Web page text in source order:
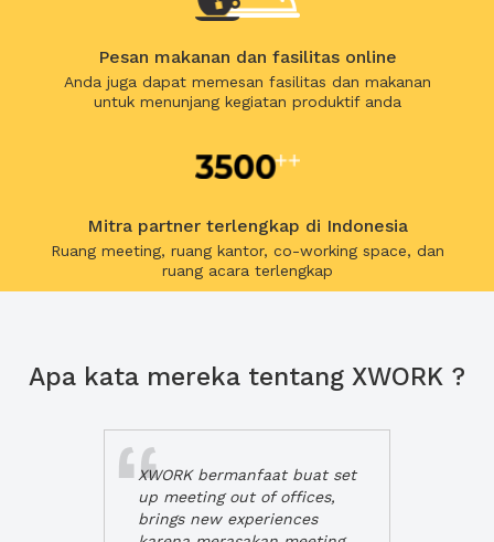
Pesan makanan dan fasilitas online
Anda juga dapat memesan fasilitas dan makanan
untuk menunjang kegiatan produktif anda
Mitra partner terlengkap di Indonesia
Ruang meeting, ruang kantor, co-working space, dan
ruang acara terlengkap
Apa kata mereka tentang XWORK ?
XWORK bermanfaat buat set
up meeting out of offices,
brings new experiences